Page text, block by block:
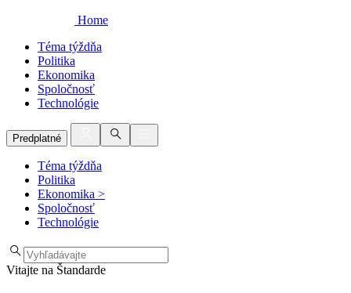
Home
Téma týždňa
Politika
Ekonomika
Spoločnosť
Technológie
Predplatné
Téma týždňa
Politika
Ekonomika >
Spoločnosť
Technológie
Vitajte na Štandarde